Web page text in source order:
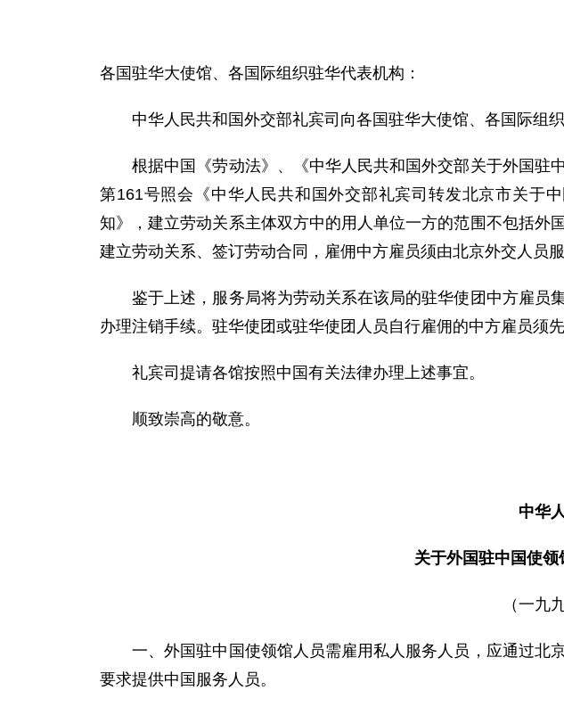
各国驻华大使馆、各国际组织驻华代表机构：
中华人民共和国外交部礼宾司向各国驻华大使馆、各国际组织
根据中国《劳动法》、《中华人民共和国外交部关于外国驻
第161号照会《中华人民共和国外交部礼宾司转发北京市关于
知》，建立劳动关系主体双方中的用人单位一方的范围不包括
建立劳动关系、签订劳动合同，雇佣中方雇员须由北京外交人员
鉴于上述，服务局将为劳动关系在该局的驻华使团中方雇员
办理注销手续。驻华使团或驻华使团人员自行雇佣的中方雇员须
礼宾司提请各馆按照中国有关法律办理上述事宜。
顺致崇高的敬意。
中华
关于外国驻中国使
（一九
一、外国驻中国使领馆人员需雇用私人服务人员，应通过北
要求提供中国服务人员。